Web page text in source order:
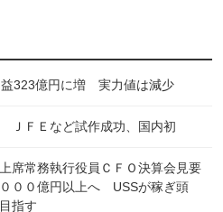
323億円に増 実力値は減少
ＪＦＥなど試作成功、国内初
席常務執行役員ＣＦＯ決算会見要
００億円以上へ USSが稼ぎ頭
指す